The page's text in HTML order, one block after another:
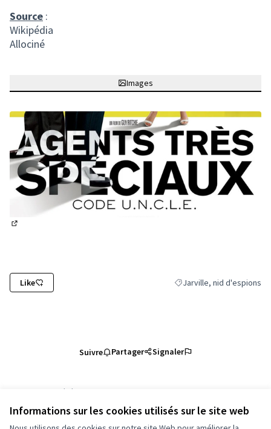
Informations sur les cookies utilisés sur le site web
Source :
Wikipédia
Allociné
Images
Like Filtrer les résultats de la
Jarville, nid d'espions
Suivre Partager Signaler
Référence : grandnancy-PROP-2026-06-6712
voir les autres versions
Vérifiez l'empreinte numérique